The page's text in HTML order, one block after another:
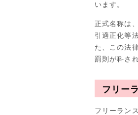
います。
正式名称は
引適正化等
た、この法
罰則が科さ
フリー
フリーラン